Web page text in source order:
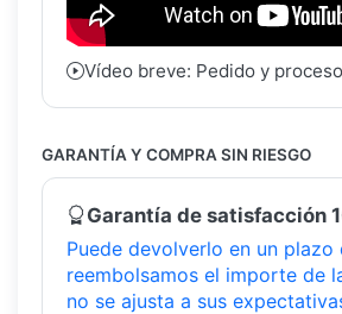
Vídeo breve: Pedido y proceso
GARANTÍA Y COMPRA SIN RIESGO
Garantía de satisfacción
Puede devolverlo en un plazo
reembolsamos el importe de
no se ajusta a sus